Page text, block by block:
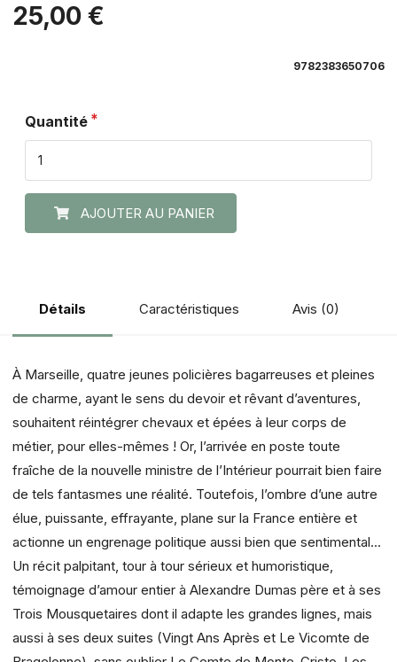
25,00 €
9782383650706
Quantité
AJOUTER AU PANIER
Détails Caractéristiques Avis (0)
À Marseille, quatre jeunes policières bagarreuses et pleines
de charme, ayant le sens du devoir et rêvant d’aventures,
souhaitent réintégrer chevaux et épées à leur corps de
métier, pour elles-mêmes ! Or, l’arrivée en poste toute
fraîche de la nouvelle ministre de l’Intérieur pourrait bien faire
de tels fantasmes une réalité. Toutefois, l’ombre d’une autre
élue, puissante, effrayante, plane sur la France entière et
actionne un engrenage politique aussi bien que sentimental...
Un récit palpitant, tour à tour sérieux et humoristique,
témoignage d’amour entier à Alexandre Dumas père et à ses
Trois Mousquetaires dont il adapte les grandes lignes, mais
aussi à ses deux suites (Vingt Ans Après et Le Vicomte de